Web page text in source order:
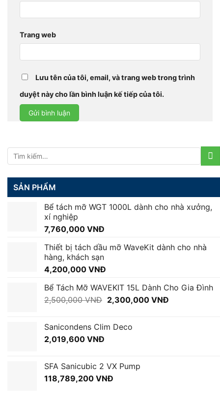
Tìm
kiếm:
SẢN PHẨM
Bể tách mỡ WGT 1000L dành cho nhà xưởng,
xí nghiệp
7,760,000 VNĐ
Thiết bị tách dầu mỡ WaveKit dành cho nhà
hàng, khách sạn
4,200,000 VNĐ
Bể Tách Mỡ WAVEKIT 15L Dành Cho Gia Đình
2,500,000VNĐ Giá
2,500,000 VNĐ.
2,300,000 VNĐGiá
Sanicondens Clim Deco
2,019,600 VNĐ
SFA Sanicubic 2 VX Pump
118,789,200 VNĐ
Trang web
Lưu tên của tôi, email, và trang web trong trình
duyệt này cho lần bình luận kế tiếp của tôi.